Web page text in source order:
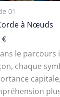
01
à Nœuds
€
le parcours
chaque